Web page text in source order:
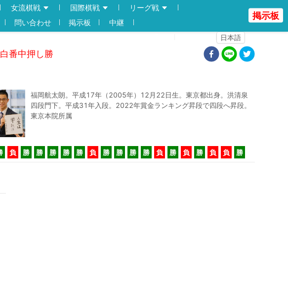
女流棋戦 国際棋戦
リーグ戦
問い合わせ 掲示板
中継
日本語
掲示板
白番中押し勝
福岡航太朗。平成17年（2005年）12月22日生。東京都出身。洪清泉
四段門下。平成31年入段。2022年賞金ランキング昇段で四段へ昇段。
東京本院所属
負 勝 勝 勝 勝 勝 負 勝 勝 勝 勝 負 勝 負 勝 負 負 勝